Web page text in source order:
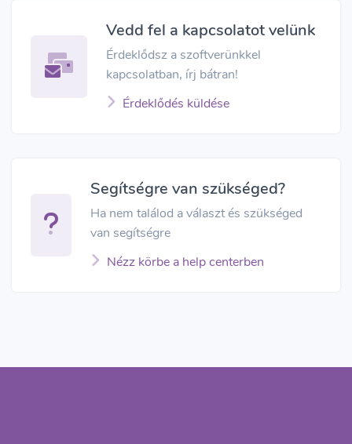
Vedd fel a kapcsolatot velünk
Érdeklődsz a szoftverünkkel
kapcsolatban, írj bátran!
Érdeklődés küldése
Segítségre van szükséged?
Ha nem találod a választ és szükséged
van segítségre
Nézz körbe a help centerben